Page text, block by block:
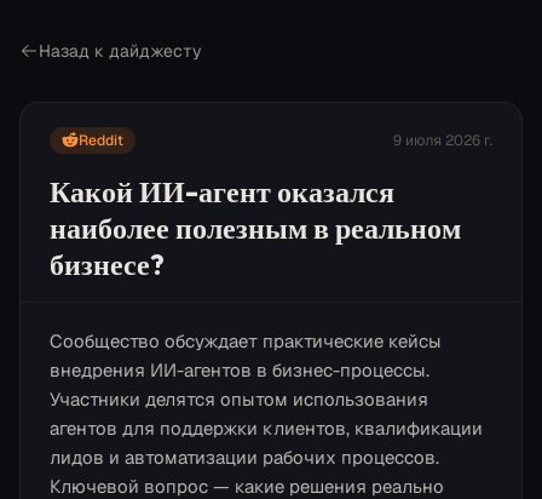
Назад к дайджесту
Reddit 9 июля 2026 г.
Какой ИИ-агент оказался
наиболее полезным в реальном
бизнесе?
Сообщество обсуждает практические кейсы
внедрения ИИ-агентов в бизнес-процессы.
Участники делятся опытом использования
агентов для поддержки клиентов, квалификации
лидов и автоматизации рабочих процессов.
Ключевой вопрос — какие решения реально